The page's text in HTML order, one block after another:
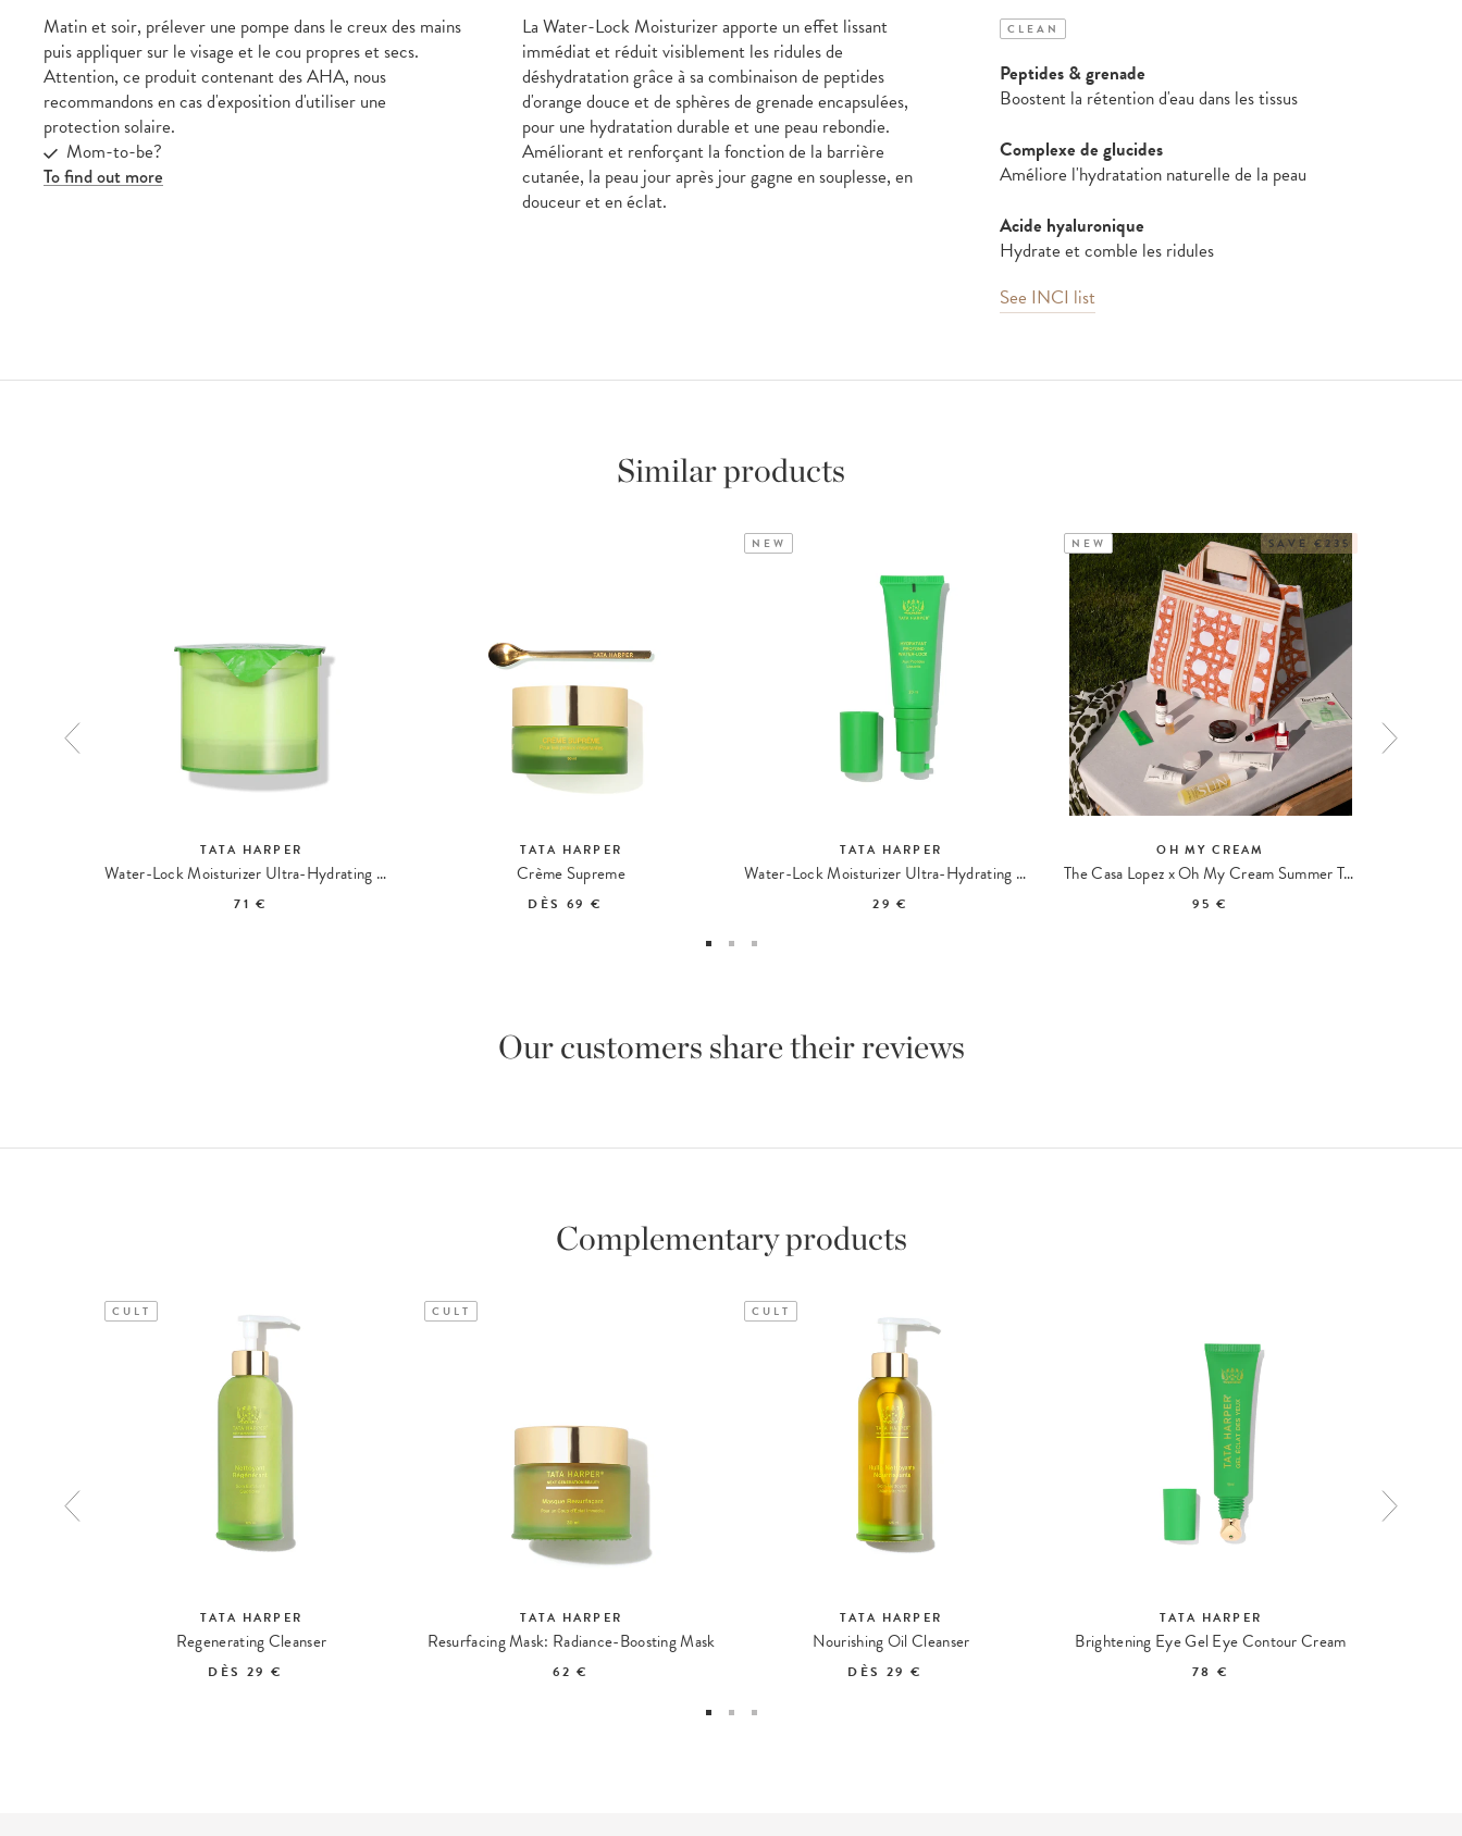
Matin et soir, prélever une pompe dans le creux des mains
puis appliquer sur le visage et le cou propres et secs.
Attention, ce produit contenant des AHA, nous
recommandons en cas d'exposition d'utiliser une
protection solaire.
Mom-to-be?
To find out more
La Water-Lock Moisturizer apporte un effet lissant
immédiat et réduit visiblement les ridules de
déshydratation grâce à sa combinaison de peptides
d'orange douce et de sphères de grenade encapsulées,
pour une hydratation durable et une peau rebondie.
Améliorant et renforçant la fonction de la barrière
cutanée, la peau jour après jour gagne en souplesse, en
douceur et en éclat.
CLEAN
Peptides & grenade
Boostent la rétention d'eau dans les tissus
Complexe de glucides
Améliore l'hydratation naturelle de la peau
Acide hyaluronique
Hydrate et comble les ridules
See INCI list
Similar products
TATA HARPER
Water-Lock Moisturizer Ultra-Hydrating Cream Refill
71 €
TATA HARPER
Crème Supreme
DÈS 69 €
NEW
TATA HARPER
Water-Lock Moisturizer Ultra-Hydrating Cream - Travel Size
29 €
SAVE €235
NEW
OH MY CREAM
The Casa Lopez x Oh My Cream Summer Tote
95 €
Our customers share their reviews
Complementary products
CULT
TATA HARPER
Regenerating Cleanser
DÈS 29 €
CULT
TATA HARPER
Resurfacing Mask: Radiance-Boosting Mask
62 €
CULT
TATA HARPER
Nourishing Oil Cleanser
DÈS 29 €
TATA HARPER
Brightening Eye Gel Eye Contour Cream
78 €